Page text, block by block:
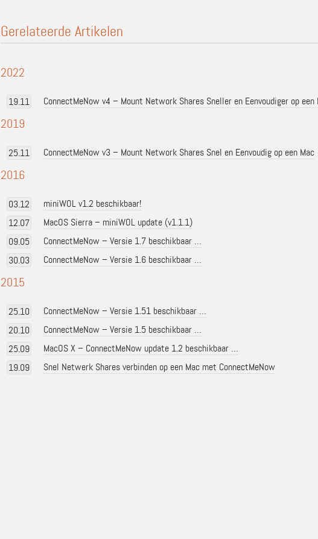
Gerelateerde Artikelen
2022
19.11 ConnectMeNow v4 – Mount Network Shares Sneller en Eenvoudiger op een
2019
25.11 ConnectMeNow v3 – Mount Network Shares Snel en Eenvoudig op een Mac
2016
03.12
miniWOL v1.2 beschikbaar!
12.07
MacOS Sierra – miniWOL update (v1.1.1)
09.05
ConnectMeNow – Versie 1.7 beschikbaar …
30.03
ConnectMeNow – Versie 1.6 beschikbaar …
2015
25.10
ConnectMeNow – Versie 1.51 beschikbaar …
20.10
ConnectMeNow – Versie 1.5 beschikbaar …
25.09
MacOS X – ConnectMeNow update 1.2 beschikbaar …
19.09
Snel Netwerk Shares verbinden op een Mac met ConnectMeNow